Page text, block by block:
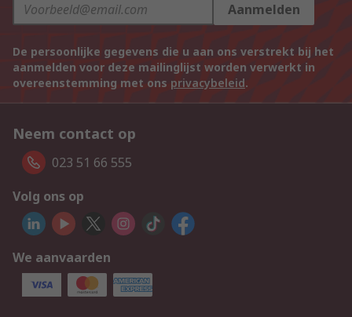
Aanmelden
De persoonlijke gegevens die u aan ons verstrekt bij het
aanmelden voor deze mailinglijst worden verwerkt in
overeenstemming met ons privacybeleid.
Neem contact op
023 51 66 555
Volg ons op
We aanvaarden